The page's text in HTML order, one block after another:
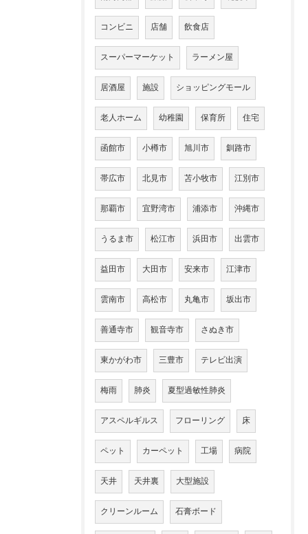
コンビニ 店舗 飲食店
スーパーマーケット ラーメン屋
居酒屋 施設 ショッピングモール
老人ホーム 幼稚園 保育所 住宅
函館市 小樽市 旭川市 釧路市
帯広市 北見市 苫小牧市 江別市
那覇市 宜野湾市 浦添市 沖縄市
うるま市 松江市 浜田市 出雲市
益田市 大田市 安来市 江津市
雲南市 高松市 丸亀市 坂出市
善通寺市 観音寺市 さぬき市
東かがわ市 三豊市 テレビ出演
梅雨 肺炎 夏型過敏性肺炎
アスペルギルス フローリング 床
ペット カーペット 工場 病院
天井 天井裏 大型施設
クリーンルーム 石膏ボード